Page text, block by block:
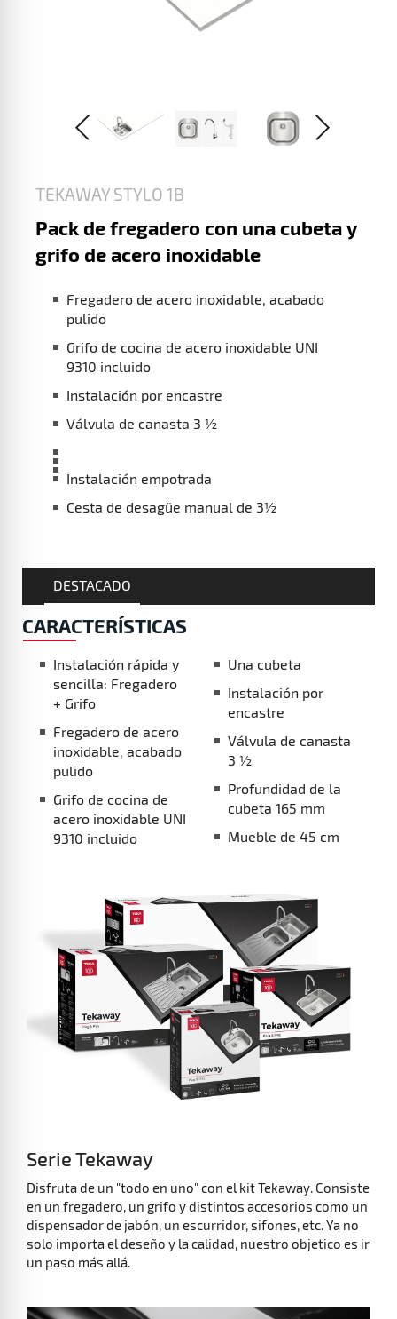
grifo de acero inoxidable
pulido
9310 incluido
CARACTERÍSTICAS
Instalación rápida y sencilla: Fregadero + Grifo
Fregadero de acero inoxidable, acabado pulido
Grifo de cocina de acero inoxidable UNI 9310
incluido
Una cubeta
Instalación por encastre
Válvula de canasta 3 ½
Profundidad de la cubeta 165 mm
Serie Tekaway
Disfruta de un "todo en uno" con el kit Tekaway. Consiste
en un fregadero, un grifo y distintos accesorios como un
dispensador de jabón, un escurridor, sifones, etc. Ya no
solo importa el deseño y la calidad, nuestro objetico es ir